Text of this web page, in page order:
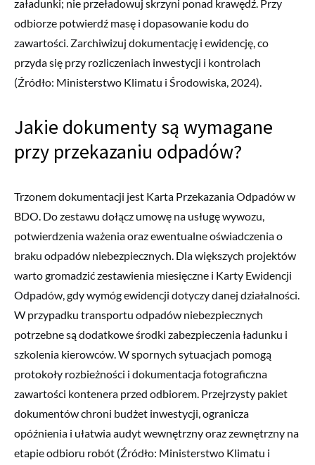
załadunki; nie przeładowuj skrzyni ponad krawędź. Przy
odbiorze potwierdź masę i dopasowanie kodu do
zawartości. Zarchiwizuj dokumentację i ewidencję, co
przyda się przy rozliczeniach inwestycji i kontrolach
(Źródło: Ministerstwo Klimatu i Środowiska, 2024).
Jakie dokumenty są wymagane
przy przekazaniu odpadów?
Trzonem dokumentacji jest Karta Przekazania Odpadów w
BDO. Do zestawu dołącz umowę na usługę wywozu,
potwierdzenia ważenia oraz ewentualne oświadczenia o
braku odpadów niebezpiecznych. Dla większych projektów
warto gromadzić zestawienia miesięczne i Karty Ewidencji
Odpadów, gdy wymóg ewidencji dotyczy danej działalności.
W przypadku transportu odpadów niebezpiecznych
potrzebne są dodatkowe środki zabezpieczenia ładunku i
szkolenia kierowców. W spornych sytuacjach pomogą
protokoły rozbieżności i dokumentacja fotograficzna
zawartości kontenera przed odbiorem. Przejrzysty pakiet
dokumentów chroni budżet inwestycji, ogranicza
opóźnienia i ułatwia audyt wewnętrzny oraz zewnętrzny na
etapie odbioru robót (Źródło: Ministerstwo Klimatu i